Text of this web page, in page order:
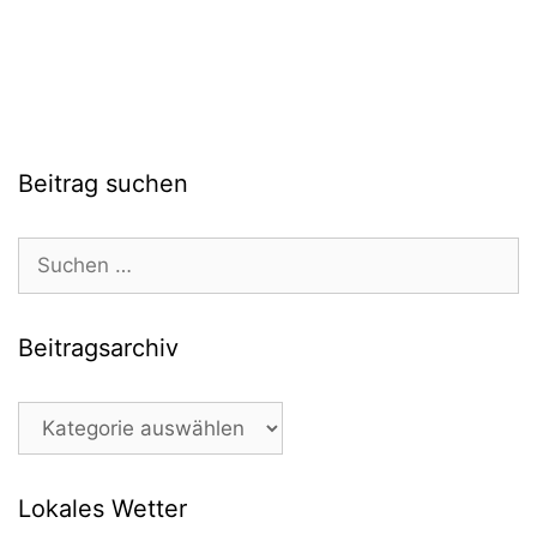
Beitrag suchen
Suchen
nach:
Beitragsarchiv
Beitragsarchiv
Lokales Wetter